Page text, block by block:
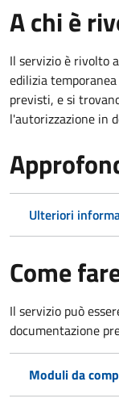
A chi è
Il servizio è rivolto
edilizia
previsti, e si
l'autorizzazione in
Ulteriori
Come
Il servizio può
documentazione
Moduli da